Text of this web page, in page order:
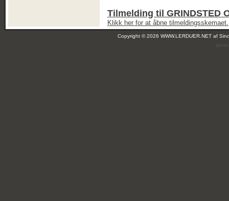
Tilmelding til GRINDSTED
Klikk her for at åbne tilmeldingsskemaet.
Copyright © 2026 WWW.LERDUER.NET af